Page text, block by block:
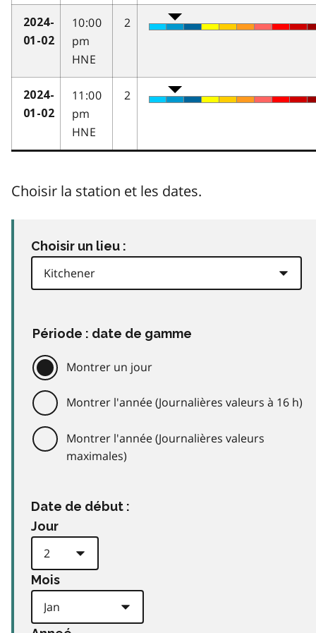
2024-
01-02
10:00
pm
HNE
2
2024-
01-02
11:00
pm
HNE
2
Choisir la station et les dates.
Choisir un lieu :
Période : date de gamme
Montrer un jour
Montrer l'année (Journalières valeurs à 16 h)
Montrer l'année (Journalières valeurs
maximales)
Date de début :
Jour
Mois